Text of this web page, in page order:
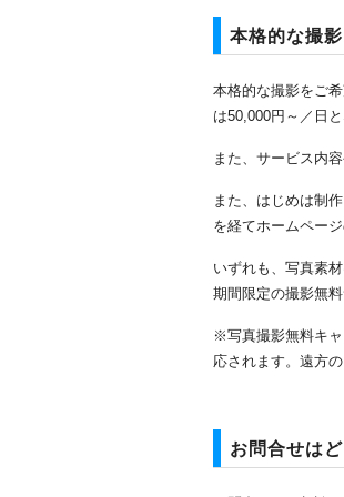
本格的な撮
本格的な撮影をご
は50,000円～／日と
また、サービス内
また、はじめは制
を経てホームペー
いずれも、写真素
期間限定の撮影無
※写真撮影無料キ
応されます。遠方
お問合せは